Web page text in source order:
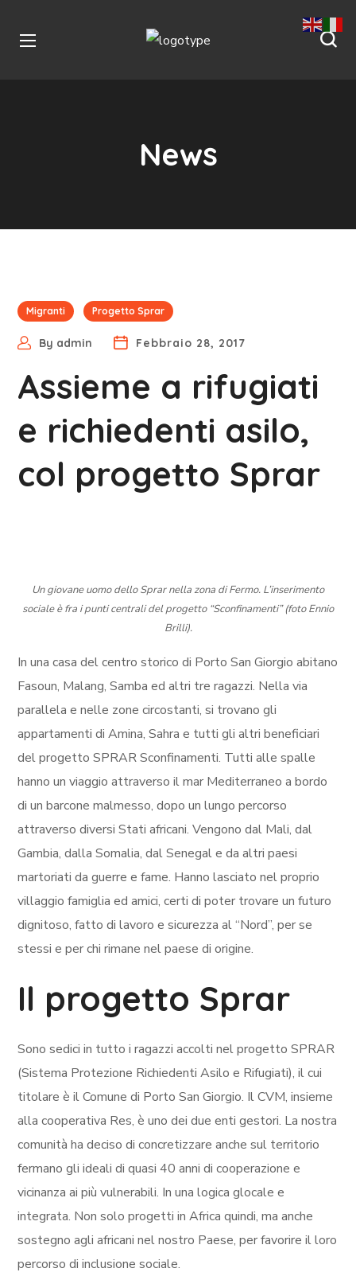
News
Migranti Progetto Sprar
By admin Febbraio 28, 2017
Assieme a rifugiati
e richiedenti asilo,
col progetto Sprar
Un giovane uomo dello Sprar nella zona di Fermo. L’inserimento
sociale è fra i punti centrali del progetto “Sconfinamenti” (foto Ennio
Brilli).
In una casa del centro storico di Porto San Giorgio abitano
Fasoun, Malang, Samba ed altri tre ragazzi. Nella via
parallela e nelle zone circostanti, si trovano gli
appartamenti di Amina, Sahra e tutti gli altri beneficiari
del progetto SPRAR Sconfinamenti. Tutti alle spalle
hanno un viaggio attraverso il mar Mediterraneo a bordo
di un barcone malmesso, dopo un lungo percorso
attraverso diversi Stati africani. Vengono dal Mali, dal
Gambia, dalla Somalia, dal Senegal e da altri paesi
martoriati da guerre e fame. Hanno lasciato nel proprio
villaggio famiglia ed amici, certi di poter trovare un futuro
dignitoso, fatto di lavoro e sicurezza al “Nord”, per se
stessi e per chi rimane nel paese di origine.
Il progetto Sprar
Sono sedici in tutto i ragazzi accolti nel progetto SPRAR
(Sistema Protezione Richiedenti Asilo e Rifugiati), il cui
titolare è il Comune di Porto San Giorgio. Il CVM, insieme
alla cooperativa Res, è uno dei due enti gestori. La nostra
comunità ha deciso di concretizzare anche sul territorio
fermano gli ideali di quasi 40 anni di cooperazione e
vicinanza ai più vulnerabili. In una logica glocale e
integrata. Non solo progetti in Africa quindi, ma anche
sostegno agli africani nel nostro Paese, per favorire il loro
percorso di inclusione sociale.